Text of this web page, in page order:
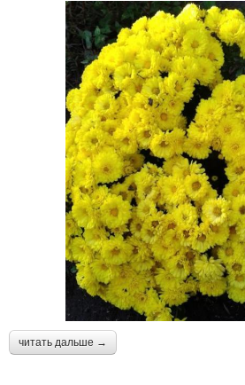
читать дальше →